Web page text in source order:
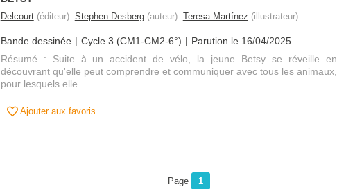
Delcourt(éditeur) Stephen Desberg(auteur) Teresa Martínez (illustrateur)
Bande dessinée Cycle 3 (CM1-CM2-6°)
Parution le 16/04/2025
Résumé : Suite à un accident de vélo, la jeune Betsy se réveille en
découvrant qu'elle peut comprendre et communiquer avec tous les animaux,
pour lesquels elle...
Ajouter aux favoris
Page 1